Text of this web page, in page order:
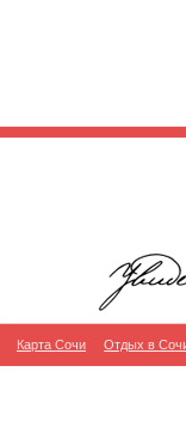
Карта Сочи Отдых в